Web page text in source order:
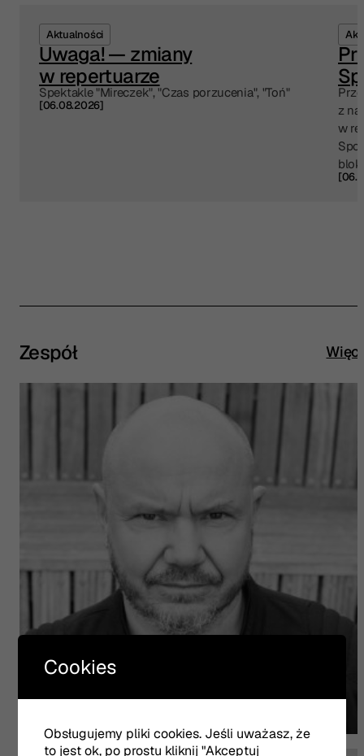
Aktualności
Uwaga! — zmiany
w repertuarze
Spektakle "Mireczek", "Czas porzucenia", "Toń"
[06.08.2026]
z
w
Zespół
Grzegorz Gromek
Cookies
Obsługujemy pliki cookies. Jeśli uważasz, że
to jest ok, po prostu kliknij "Akceptuj